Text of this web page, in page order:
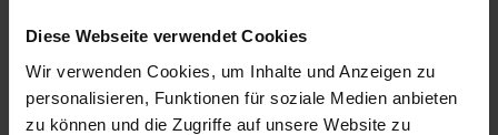
Diese Webseite verwendet Cookies
Wir verwenden Cookies, um Inhalte und Anzeigen zu
personalisieren, Funktionen für soziale Medien anbieten
zu können und die Zugriffe auf unsere Website zu
Funktion
E-Mail
schoeller@slv-muenchen.de